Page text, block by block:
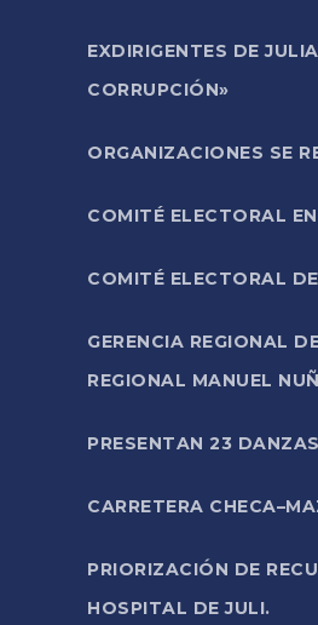
EXDIRIGENTES DE
CORRUPCIÓN»
ORGANIZACIONES SE
COMITÉ ELECTORAL
COMITÉ ELECTORAL
GERENCIA REGIONAL
REGIONAL MANUEL
PRESENTAN 23
CARRETERA
PRIORIZACIÓN DE
HOSPITAL DE JULI.